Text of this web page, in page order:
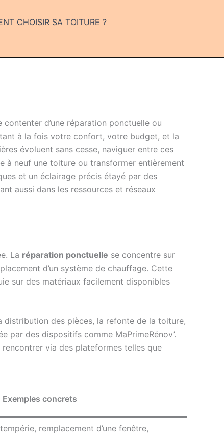
CHOISIR SA TOITURE ?
d’une réparation ponctuelle ou
à la fois votre confort, votre budget, et la
évoluent sans cesse, naviguer entre ces
à neuf une toiture ou transformer entièrement
et un éclairage précis étayé par des
aussi dans les ressources et réseaux
La réparation ponctuelle se concentre sur
d’un système de chauffage. Cette
sur des matériaux facilement disponibles
distribution des pièces, la refonte de la toiture,
par des dispositifs comme MaPrimeRénov’.
via des plateformes telles que
Exemples concrets
remplacement d’une fenêtre,